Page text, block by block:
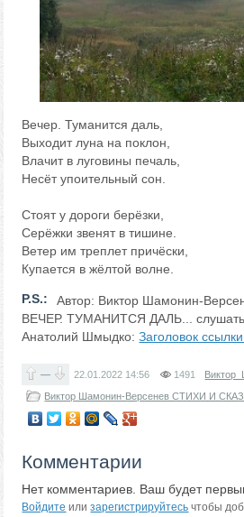
Вечер. Туманится даль,
Выходит луна на поклон,
Влачит в луговины печаль,
Несёт упоительный сон.
Стоят у дороги берёзки,
Серёжки звенят в тишине.
Ветер им треплет причёски,
Купается в жёлтой волне.
P.S.:
Автор: Виктор Шамонин-
ВЕЧЕР. ТУМАНИТСЯ ДАЛЬ... слушать,
Анатолий Шмыдко:Заголовок
— 22.01.2022 14:56 1491
Виктор Шамонин-Версенев СТИХИ И
Комментарии
Нет комментариев. Ваш будет
Войдите илизарегистрируйтесь чтобы